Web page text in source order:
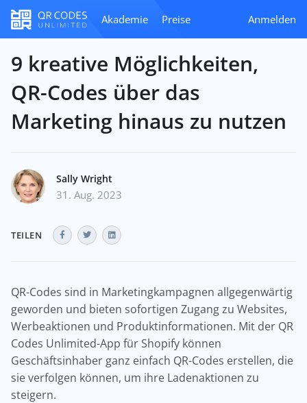
Akademie Preise Anmelden
9 kreative Möglichkeiten,
QR-Codes über das
Marketing hinaus zu nutzen
Sally Wright
31. Aug. 2023
TEILEN
QR-Codes sind in Marketingkampagnen allgegenwärtig
geworden und bieten sofortigen Zugang zu Websites,
Werbeaktionen und Produktinformationen. Mit der QR
Codes Unlimited-App für Shopify können
Geschäftsinhaber ganz einfach QR-Codes erstellen, die
sie verfolgen können, um ihre Ladenaktionen zu
steigern.